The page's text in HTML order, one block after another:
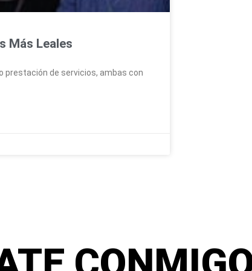
Más Leales
prestación de servicios, ambas con